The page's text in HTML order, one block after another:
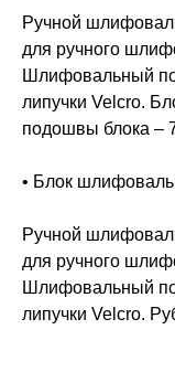
Ручной
для ручного
Шлифовальный
липучки Velcro.
подошвы блока –
• Блок
Ручной
для ручного
Шлифовальный
липучки Velcro.